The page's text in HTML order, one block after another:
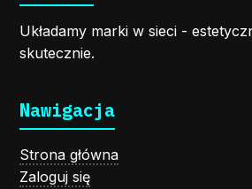
Układamy marki w sieci -
skutecznie.
Nawigacja
Strona główna
Zaloguj się